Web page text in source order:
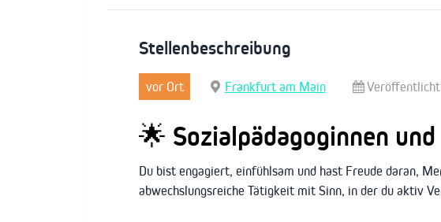
Stellenbeschreibung
vor Ort Frankfurt am Main
🌟 Sozialpädagoginnen
Du bist engagiert, einfühlsam und hast Freude daran,
abwechslungsreiche Tätigkeit mit Sinn, in der du aktiv